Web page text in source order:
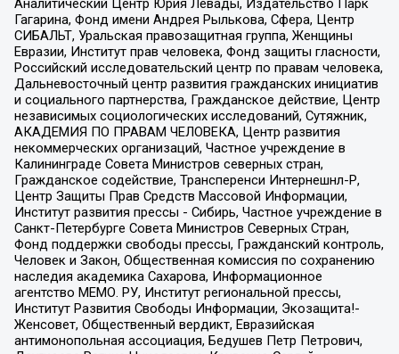
Аналитический Центр Юрия Левады, Издательство Парк
Гагарина, Фонд имени Андрея Рылькова, Сфера, Центр
СИБАЛЬТ, Уральская правозащитная группа, Женщины
Евразии, Институт прав человека, Фонд защиты гласности,
Российский исследовательский центр по правам человека,
Дальневосточный центр развития гражданских инициатив
и социального партнерства, Гражданское действие, Центр
независимых социологических исследований, Сутяжник,
АКАДЕМИЯ ПО ПРАВАМ ЧЕЛОВЕКА, Центр развития
некоммерческих организаций, Частное учреждение в
Калининграде Совета Министров северных стран,
Гражданское содействие, Трансперенси Интернешнл-Р,
Центр Защиты Прав Средств Массовой Информации,
Институт развития прессы - Сибирь, Частное учреждение в
Санкт-Петербурге Совета Министров Северных Стран,
Фонд поддержки свободы прессы, Гражданский контроль,
Человек и Закон, Общественная комиссия по сохранению
наследия академика Сахарова, Информационное
агентство МЕМО. РУ, Институт региональной прессы,
Институт Развития Свободы Информации, Экозащита!-
Женсовет, Общественный вердикт, Евразийская
антимонопольная ассоциация, Бедушев Петр Петрович,